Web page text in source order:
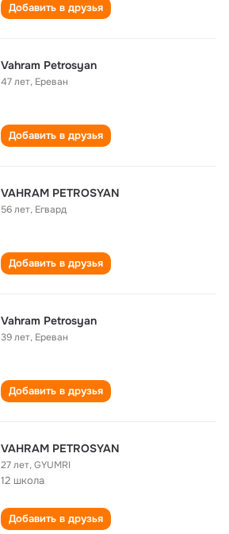
Добавить в друзья
Vahram Petrosyan
47 лет, Ереван
Добавить в друзья
VAHRAM PETROSYAN
56 лет, Егвард
Добавить в друзья
Vahram Petrosyan
39 лет, Ереван
Добавить в друзья
VAHRAM PETROSYAN
27 лет,GYUMRI
12 школа
Добавить в друзья